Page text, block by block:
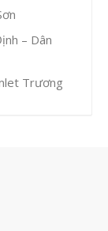
– Dân
Trương